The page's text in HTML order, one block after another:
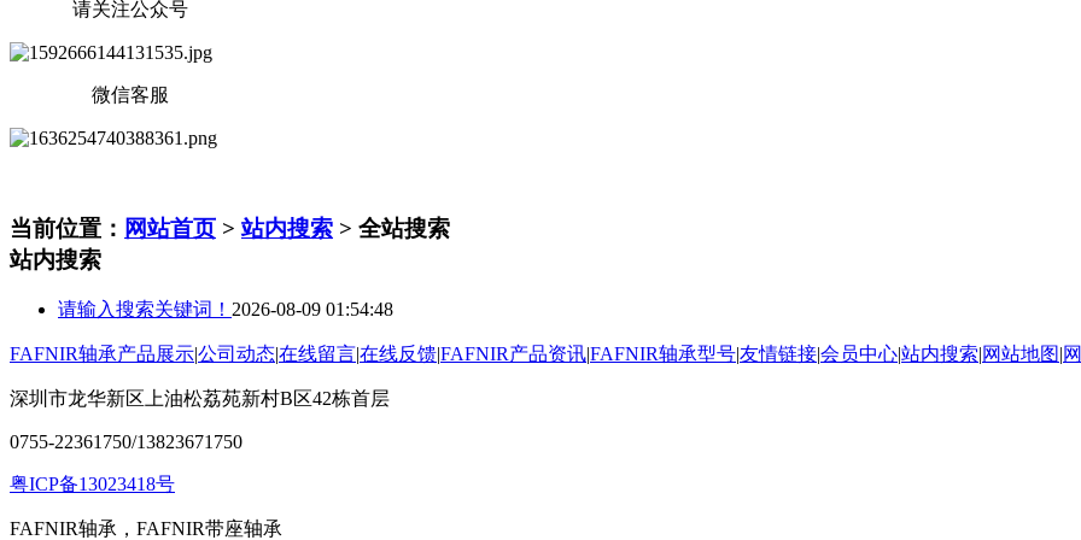
请关注公众号
微信客服
当前位置： 网站首页 > 站内搜索 > 全站搜索
站内搜索
请输入搜索关键词！ 2026-08-09 01:54:48
FAFNIR轴承产品展示|公司动态|在线留言|在线反馈|FAFNIR产品资讯|FAFNIR轴承型号|友情链接|会员中心|站内搜索|网站地图|
深圳市龙华新区上油松荔苑新村B区42栋首层
0755-22361750/13823671750
粤ICP备13023418号
FAFNIR轴承，FAFNIR带座轴承